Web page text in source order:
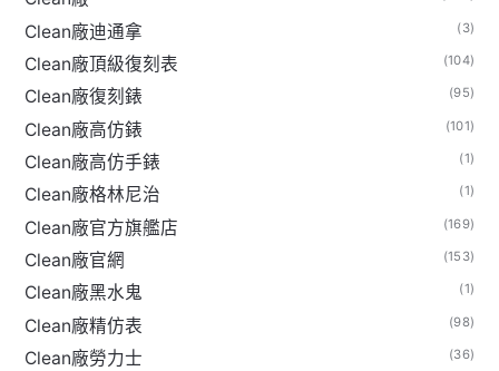
Clean廠迪通拿 (3)
Clean廠頂級復刻表 (104)
Clean廠復刻錶 (95)
Clean廠高仿錶 (101)
Clean廠高仿手錶 (1)
Clean廠格林尼治 (1)
Clean廠官方旗艦店 (169)
Clean廠官網 (153)
Clean廠黑水鬼 (1)
Clean廠精仿表 (98)
Clean廠勞力士 (36)